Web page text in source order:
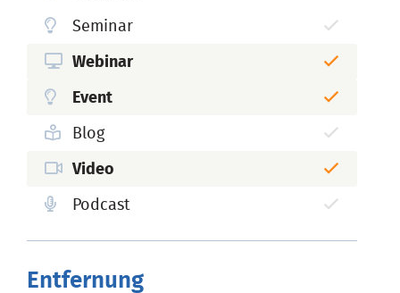
Seminar
Webinar
Event
Blog
Video
Podcast
Entfernung